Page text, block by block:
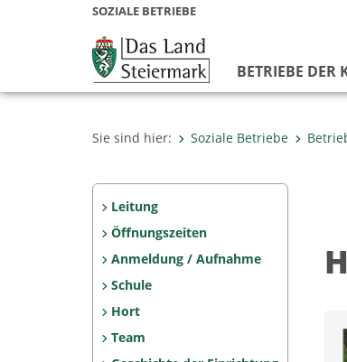
SOZIALE BETRIEBE
BETRIEBE DER
Sie sind hier: Soziale Betriebe
Leitung
Öffnungszeiten
Anmeldung / Aufnahme
Schule
Hort
Team